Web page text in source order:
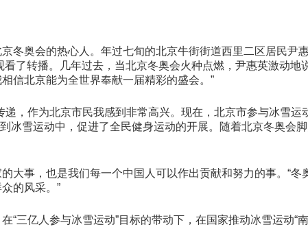
冬奥会的热心人。年过七旬的北京牛街街道西里二区居民尹
了转播。几年过去，当北京冬奥会火种点燃，尹惠英激动地
信北京能为全世界奉献一届精彩的盛会。”
，作为北京市民我感到非常高兴。现在，北京市参与冰雪
冰雪运动中，促进了全民健身运动的开展。随着北京冬奥会
大事，也是我们每一个中国人可以作出贡献和努力的事。“
的风采。”
“三亿人参与冰雪运动”目标的带动下，在国家推动冰雪运动“